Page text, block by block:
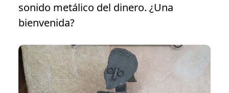
sonido metálico del dinero. ¿Una
bienvenida?